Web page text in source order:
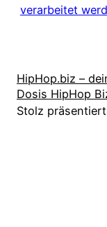
verarbeitet
HipHop.biz –
Dosis HipHop
Stolz